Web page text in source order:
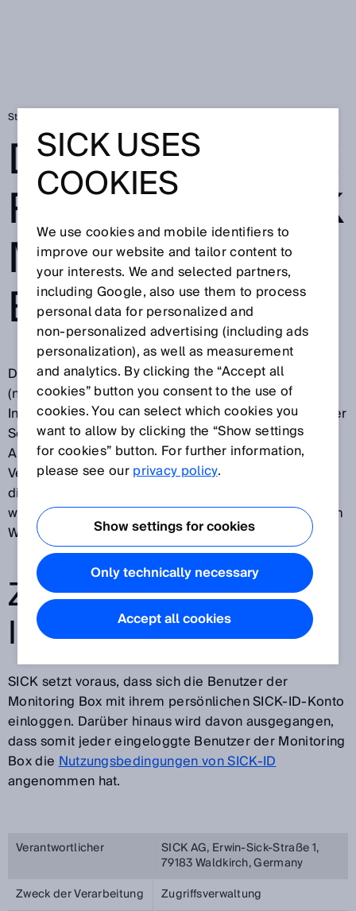
Startseite
DATENSCHUTZE
RKLÄRUNG SICK
MONITORING
BOX
Die SICK AG, Erwin-Sick-Straße 1, 79183 Waldkirch
(nachfolgend „SICK“ genannt) freut sich über Ihr
Interesse an unserem Monitoring Box Webservice. Der
Schutz Ihrer Privatsphäre ist uns ein wichtiges
Anliegen und wir möchten, dass Sie sich bei der
Verwendung unseres Webservice sicher fühlen. Zu
diesem Zweck erläutern wir Ihnen nachfolgend,
welche Informationen durch die Verwendung unserem
Webservice verarbeitet werden.
ZUGANG ÜBER SICK-
ID
SICK setzt voraus, dass sich die Benutzer der
Monitoring Box mit ihrem persönlichen SICK-ID-Konto
einloggen. Darüber hinaus wird davon ausgegangen,
dass somit jeder eingeloggte Benutzer der Monitoring
Box dieNutzungsbedingungen von SICK-ID
angenommen hat.
Verantwortlicher SICK AG, Erwin-Sick-Straße 1,
79183 Waldkirch, Germany
Zweck der Verarbeitung
Zugriffsverwaltung
SICK USES
COOKIES
We use cookies and mobile identifiers to
improve our website and tailor content to
your interests. We and selected partners,
including Google, also use them to process
personal data for personalized and
non‑personalized advertising (including ads
personalization), as well as measurement
and analytics. By clicking the “Accept all
cookies” button you consent to the use of
cookies. You can select which cookies you
want to allow by clicking the “Show settings
for cookies” button. For further information,
please see ourprivacy policy.
Show settings for cookies
Only technically necessary
Accept all cookies